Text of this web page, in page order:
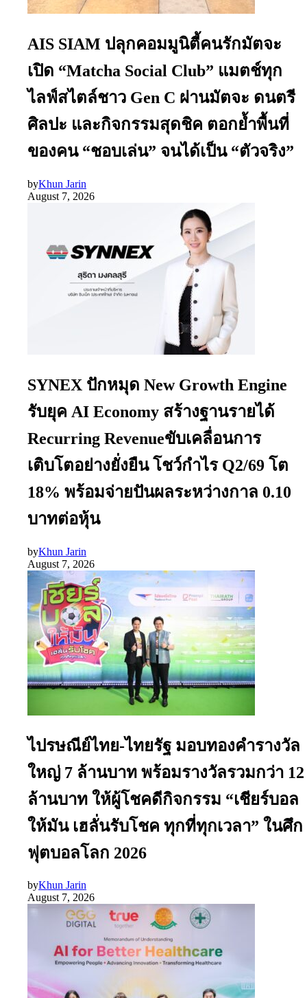
AIS SIAM ปลุกคอมมูนิตี้คนรักมัตจะ
เปิด “Matcha Social Club” แมตช์ทุก
ไลฟ์สไตล์ชาว Gen C ผ่านมัตจะ ดนตรี
ศิลปะ และกิจกรรมสุดชิค ตอกย้ำพื้นที่
ของคน “ชอบเล่น” จนได้เป็น “ตัวจริง”
byKhun Jarin
August 7, 2026
SYNEX ปักหมุด New Growth Engine
รับยุค AI Economy สร้างฐานรายได้
Recurring Revenueขับเคลื่อนการ
เติบโตอย่างยั่งยืน โชว์กำไร Q2/69 โต
18% พร้อมจ่ายปันผลระหว่างกาล 0.10
บาทต่อหุ้น
byKhun Jarin
August 7, 2026
ไปรษณีย์ไทย-ไทยรัฐ มอบทองคำรางวัล
ใหญ่ 7 ล้านบาท พร้อมรางวัลรวมกว่า 12
ล้านบาท ให้ผู้โชคดีกิจกรรม “เชียร์บอล
ให้มัน เฮลั่นรับโชค ทุกที่ทุกเวลา” ในศึก
ฟุตบอลโลก 2026
byKhun Jarin
August 7, 2026